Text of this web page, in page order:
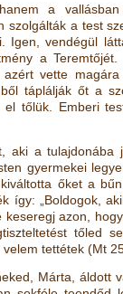
a
szolgálták a test
Igen, vendégül
a
vette
táplálják őt a
el tőlük. Emberi
aki a
gyermekei
őket a
így: „Boldogok,
azon,
tőled
velem tettétek (Mt
Márta, áldott